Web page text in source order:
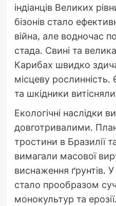
індіанців Великих
бізонів стало
війна, але водночас
стада. Свині та
Карибах швидко
місцеву рослинність.
та шкідники
Екологічні наслідки
довготривалими.
тростини в Бразилії
вимагали масової
виснаження ґрунтів.
стало прообразом
монокультур та